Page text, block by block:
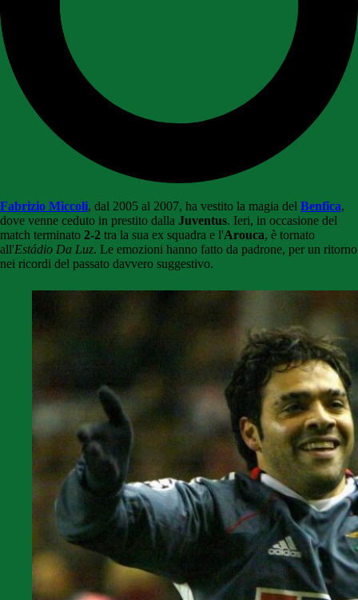
Fabrizio Miccoli, dal 2005 al 2007, ha vestito la magia del Benfica,
dove venne ceduto in prestito dalla Juventus. Ieri, in occasione del
match terminato 2-2 tra la sua ex squadra e l'Arouca, è tornato
all'Estádio Da Luz. Le emozioni hanno fatto da padrone, per un ritorno
nei ricordi del passato davvero suggestivo.